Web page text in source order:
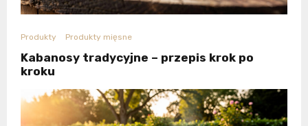
Produkty Produkty mięsne
Kabanosy tradycyjne – przepis krok po
kroku